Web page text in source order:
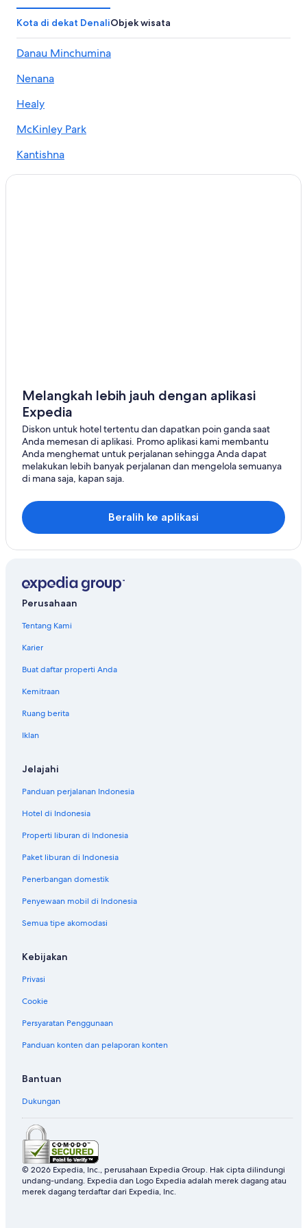
Kota di dekat DenaliObjek wisata
Danau Minchumina
Nenana
Healy
McKinley Park
Kantishna
Garner
Melangkah lebih jauh dengan aplikasi
Expedia
Diskon untuk hotel tertentu dan dapatkan poin ganda saat
Anda memesan di aplikasi. Promo aplikasi kami membantu
Anda menghemat untuk perjalanan sehingga Anda dapat
melakukan lebih banyak perjalanan dan mengelola semuanya
di mana saja, kapan saja.
Beralih ke aplikasi
Perusahaan
Tentang Kami
Karier
Buat daftar properti Anda
Kemitraan
Ruang berita
Iklan
Jelajahi
Panduan perjalanan Indonesia
Hotel di Indonesia
Properti liburan di Indonesia
Paket liburan di Indonesia
Penerbangan domestik
Penyewaan mobil di Indonesia
Semua tipe akomodasi
Kebijakan
Privasi
Cookie
Persyaratan Penggunaan
Panduan konten dan pelaporan konten
Bantuan
Dukungan
© 2026 Expedia, Inc., perusahaan Expedia Group. Hak cipta dilindungi
undang-undang. Expedia dan Logo Expedia adalah merek dagang atau
merek dagang terdaftar dari Expedia, Inc.